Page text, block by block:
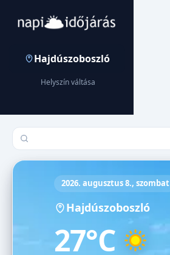
Hajdúszoboszló
Helyszín váltása
Település keresése
2026. augusztus 8., szombat
Hajdúszoboszló
27°C